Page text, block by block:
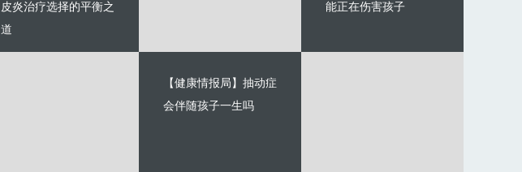
皮炎治疗选择的平衡之
道
能正在伤害孩子
【健康情报局】抽动症
会伴随孩子一生吗